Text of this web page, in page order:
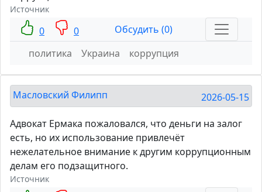
Источник
0 0
Обсудить (0)
политика
Украина коррупция
Масловский Филипп 2026-05-15
Адвокат Ермака пожаловался, что деньги на залог
есть, но их использование привлечёт
нежелательное внимание к другим коррупционным
делам его подзащитного.
Источник